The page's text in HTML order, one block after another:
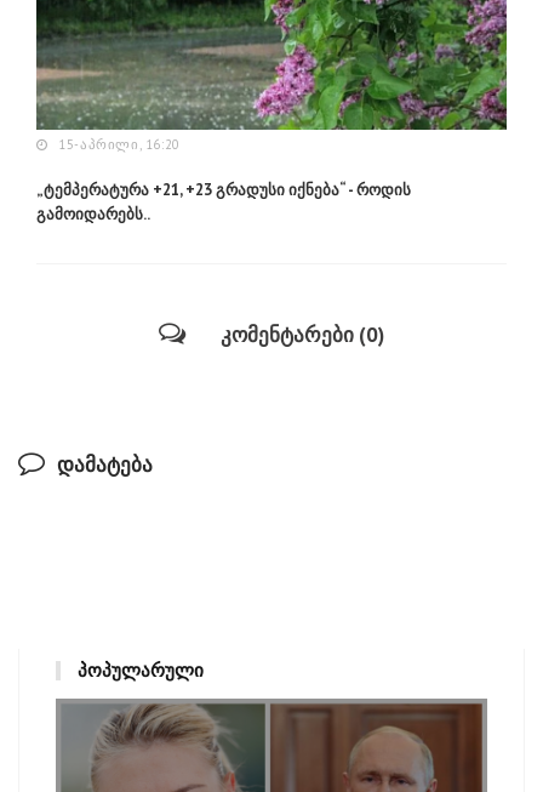
15-ᲐᲞᲠᲘᲚᲘ, 16:20
„ტემპერატურა +21, +23 გრადუსი იქნება“ - როდის
გამოიდარებს..
კომენტარები (0)
დამატება
ᲞᲝᲞᲣᲚᲐᲠᲣᲚᲘ